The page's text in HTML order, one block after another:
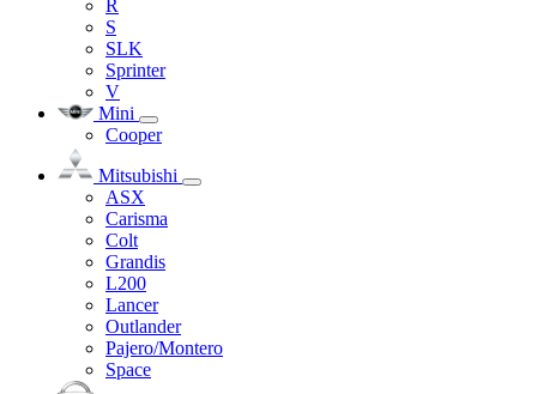
R
S
SLK
Sprinter
V
Mini
Cooper
Mitsubishi
ASX
Carisma
Colt
Grandis
L200
Lancer
Outlander
Pajero/Montero
Space